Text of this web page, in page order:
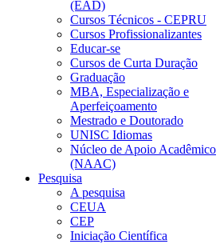
(EAD)
Cursos Técnicos - CEPRU
Cursos Profissionalizantes
Educar-se
Cursos de Curta Duração
Graduação
MBA, Especialização e
Aperfeiçoamento
Mestrado e Doutorado
UNISC Idiomas
Núcleo de Apoio Acadêmico
(NAAC)
Pesquisa
A pesquisa
CEUA
CEP
Iniciação Científica